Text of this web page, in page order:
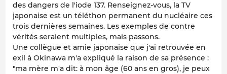
des dangers de l'iode 137. Renseignez-vous, la TV
japonaise est un téléthon permanent du nucléaire ces
trois dernières semaines. Les exemples de contre
vérités seraient multiples, mais passons.
Une collègue et amie japonaise que j'ai retrouvée en
exil à Okinawa m'a expliqué la raison de sa présence :
"ma mère m'a dit: à mon âge (60 ans en gros), je peux